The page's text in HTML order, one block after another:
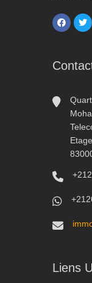
Liens